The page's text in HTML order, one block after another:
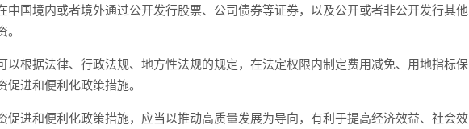
国境内或者境外通过公开发行股票、公司债券等证券，以及公开或者非公开发行其他
根据法律、行政法规、地方性法规的规定，在法定权限内制定费用减免、用地指标保
进和便利化政策措施。
促进和便利化政策措施，应当以推动高质量发展为导向，有利于提高经济效益、社会效